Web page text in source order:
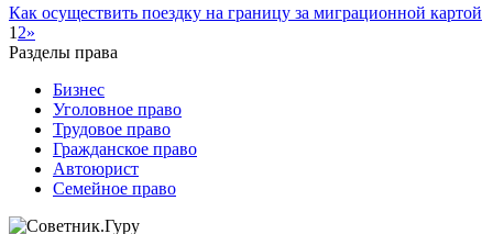
Как осуществить поездку на границу за миграционной картой
1 2»
Разделы права
Бизнес
Уголовное право
Трудовое право
Гражданское право
Автоюрист
Семейное право